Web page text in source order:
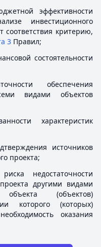
эффективности
инвестиционного
соответствия критерию,
3 Правил;
состоятельности
обеспечения
видами объектов
характеристик
источников
проекта;
недостаточности
другими видами
(объектов)
которого (которых)
оказания